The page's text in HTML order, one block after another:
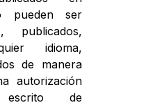
pueden ser
publicados,
idioma,
de manera
autorización
de